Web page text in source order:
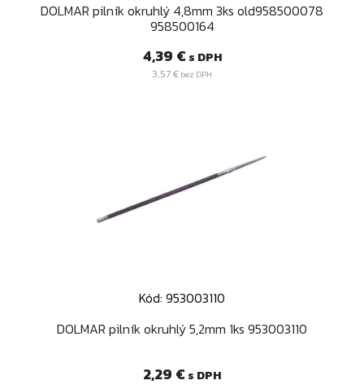
DOLMAR pilník okruhlý 4,8mm 3ks old958500078
958500164
Cena
4,39 € s DPH
3,57 € bez DPH
Kód: 953003110
DOLMAR pilník okruhlý 5,2mm 1ks 953003110
Cena
2,29 € s DPH